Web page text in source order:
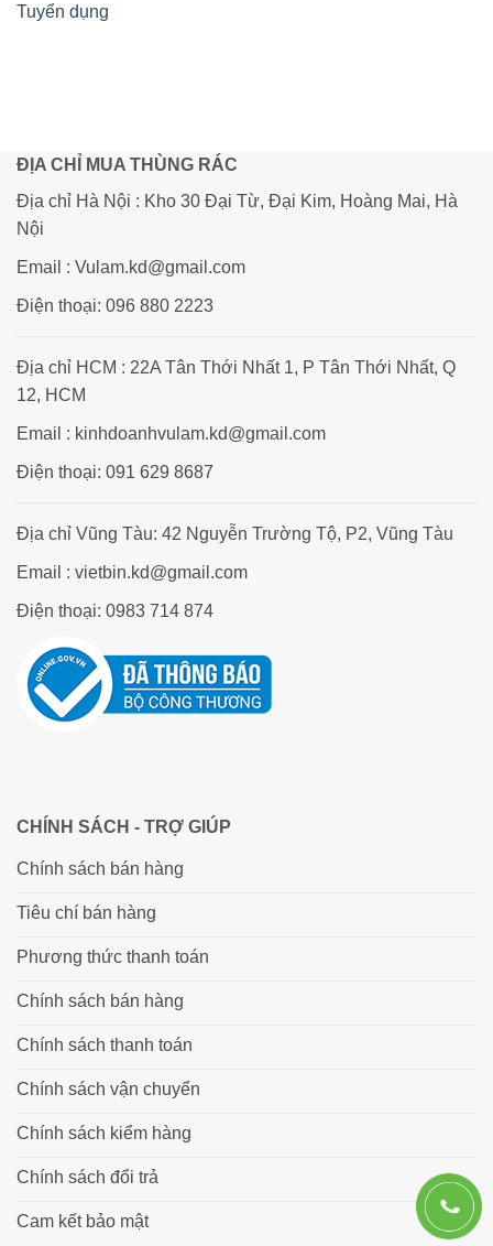
Tuyển dụng
ĐỊA CHỈ MUA THÙNG RÁC
Địa chỉ Hà Nội : Kho 30 Đại Từ, Đại Kim, Hoàng Mai, Hà
Nội
Email : Vulam.kd@gmail.com
Điện thoại: 096 880 2223
Địa chỉ HCM : 22A Tân Thới Nhất 1, P Tân Thới Nhất, Q
12, HCM
Email : kinhdoanhvulam.kd@gmail.com
Điện thoại: 091 629 8687
Địa chỉ Vũng Tàu: 42 Nguyễn Trường Tộ, P2, Vũng Tàu
Email : vietbin.kd@gmail.com
Điện thoại: 0983 714 874
CHÍNH SÁCH - TRỢ GIÚP
Chính sách bán hàng
Tiêu chí bán hàng
Phương thức thanh toán
Chính sách bán hàng
Chính sách thanh toán
Chính sách vận chuyển
Chính sách kiểm hàng
Chính sách đổi trả
Cam kết bảo mật